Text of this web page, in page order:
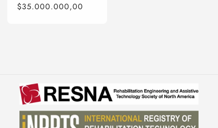
Precio
$35.000.000,00